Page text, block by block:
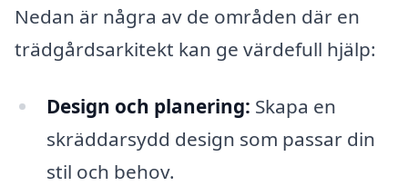
Nedan är några av de områden där en
trädgårdsarkitekt kan ge värdefull hjälp:
Design och planering: Skapa en
skräddarsydd design som passar din
stil och behov.